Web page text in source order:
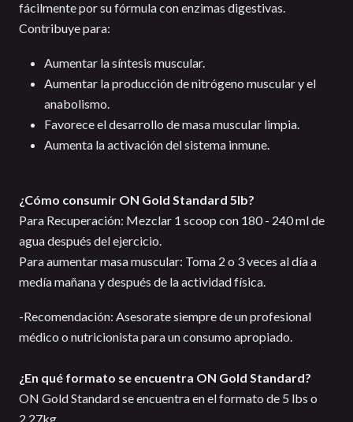
fácilmente por su fórmula con enzimas digestivas.
Contribuye para:
Aumentar la síntesis muscular.
Aumentar la producción de nitrógeno muscular y el
anabolismo.
Favorece el desarrollo de masa muscular limpia.
Aumenta la activación del sistema inmune.
¿Cómo consumir ON Gold Standard 5lb?
Para Recuperación: Mezclar 1 scoop con 180 - 240 ml de
agua después del ejercicio.
Para aumentar masa muscular: Toma 2 o 3 veces al día a
medía mañana y después de la actividad física.
-Recomendación: Asesorate siempre de un profesional
médico o nutricionista para un consumo apropiado.
¿En qué formato se encuentra ON Gold Standard?
ON Gold Standard se encuentra en el formato de 5 lbs o
2.27kg